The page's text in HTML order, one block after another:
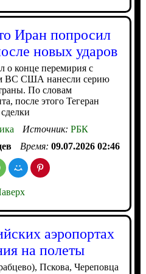
Иран попросил
новых ударов
о конце перемирия с
ВС США нанесли серию
По словам
после этого Тегеран
Источник: РБК
Время: 09.07.2026 02:46
аэропортах
на полеты
Пскова, Череповца